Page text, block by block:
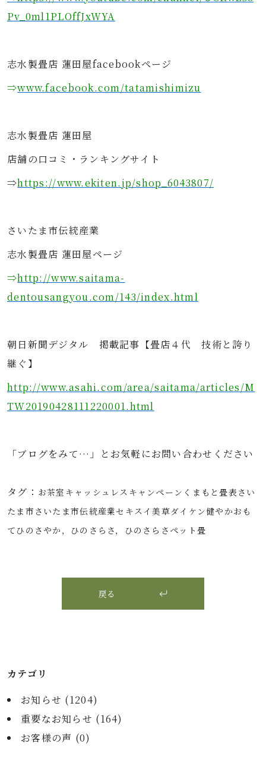
Pv_0ml1PLOffJxWYA
志水製畳店 蓮田屋facebookページ
⇒www.facebook.com/tatamishimizu
志水製畳店 蓮田屋
店舗の口コミ・ランキングサイト
⇒https://www.ekiten.jp/shop_6043807/
さいたま市伝統産業
志水製畳店 蓮田屋ページ
⇒http://www.saitama-
dentousangyou.com/143/index.html
朝日新聞デジタル 掲載記事【畳店４代 技術と誇り
継ぐ】
http://www.asahi.com/area/saitama/articles/M
TW20190428111220001.html
「ブログをみて…」とお気軽にお問い合わせください
タグ： お茶室 キャッシュレス キャンペーン くまもと畳表 さい
たま市 さいたま市伝統産業セキスイ美草ダイケン健やかおも
て ひのさやか，ひのさらさ，ひのさらさ ペット畳
戻る
カテゴリ
お知らせ (1204)
重要なお知らせ (164)
お客様の声 (0)